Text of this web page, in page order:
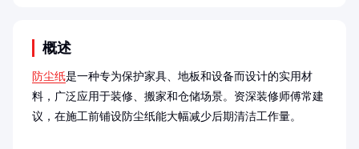
概述
防尘纸是一种专为保护家具、地板和设备而设计的实用材
料，广泛应用于装修、搬家和仓储场景。资深装修师傅常建
议，在施工前铺设防尘纸能大幅减少后期清洁工作量。